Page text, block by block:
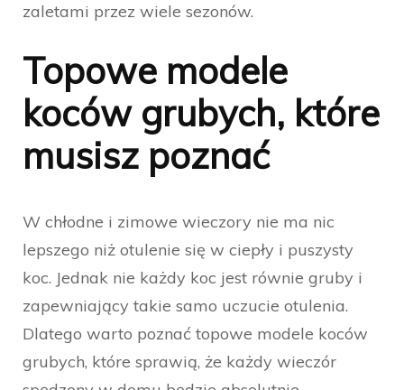
zaletami przez wiele sezonów.
Topowe modele
koców grubych, które
musisz poznać
W chłodne i zimowe wieczory nie ma nic
lepszego niż otulenie się w ciepły i puszysty
koc. Jednak nie każdy koc jest równie gruby i
zapewniający takie samo uczucie otulenia.
Dlatego warto poznać topowe modele koców
grubych, które sprawią, że każdy wieczór